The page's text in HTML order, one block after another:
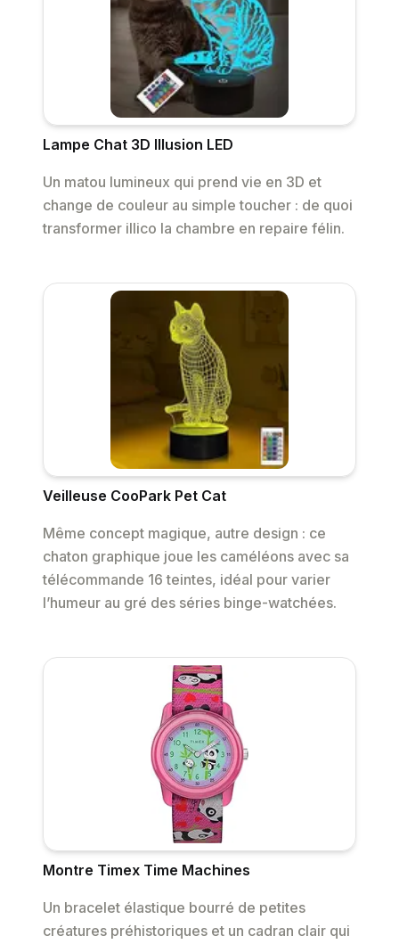
Lampe Chat 3D Illusion LED
Un matou lumineux qui prend vie en 3D et
change de couleur au simple toucher : de quoi
transformer illico la chambre en repaire félin.
Veilleuse CooPark Pet Cat
Même concept magique, autre design : ce
chaton graphique joue les caméléons avec sa
télécommande 16 teintes, idéal pour varier
l’humeur au gré des séries binge-watchées.
Montre Timex Time Machines
Un bracelet élastique bourré de petites
créatures préhistoriques et un cadran clair qui